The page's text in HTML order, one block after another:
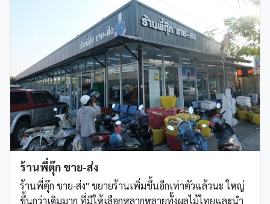
ร้านพี่ตุ๊ก ขาย-ส่ง
ร้านพี่ตุ๊ก ขาย-ส่ง" ขยายร้านเพิ่มขึ้นอีกเท่าตัวแล้วนะ ใหญ่
ขึ้นกว่าเดิมมาก ที่มีให้เลือกหลากหลายทั้งผลไม้ไทยและนำ